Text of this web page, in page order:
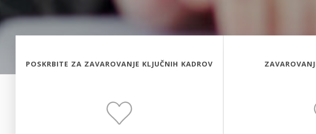
POSKRBITE ZA ZAVAROVANJE KLJUČNIH KADROV